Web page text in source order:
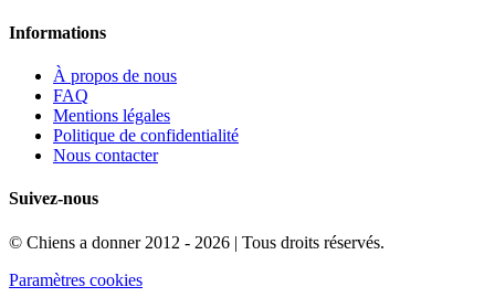
Informations
À propos de nous
FAQ
Mentions légales
Politique de confidentialité
Nous contacter
Suivez-nous
© Chiens a donner 2012 - 2026 | Tous droits réservés.
Paramètres cookies